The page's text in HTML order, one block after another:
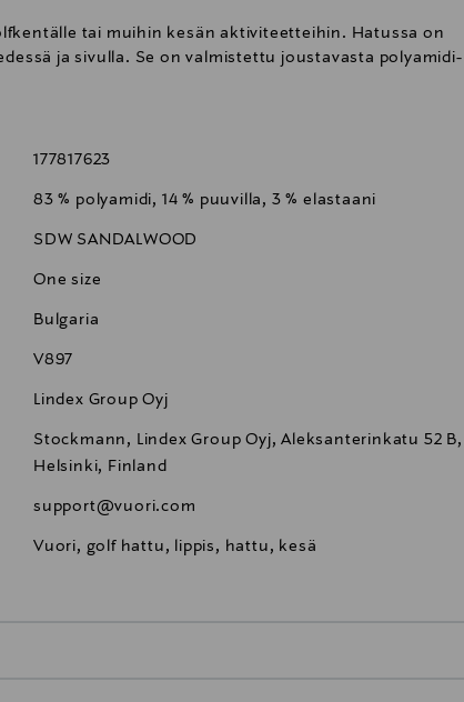
tai muihin kesän aktiviteetteihin. Hatussa on
ja sivulla. Se on valmistettu joustavasta polyamidi-
177817623
83 % polyamidi, 14 % puuvilla, 3 % elastaani
SDW SANDALWOOD
One size
Bulgaria
V897
Lindex Group Oyj
Stockmann, Lindex Group Oyj, Aleksanterinkatu 52 B,
Helsinki, Finland
support@vuori.com
Vuori, golf hattu, lippis, hattu, kesä